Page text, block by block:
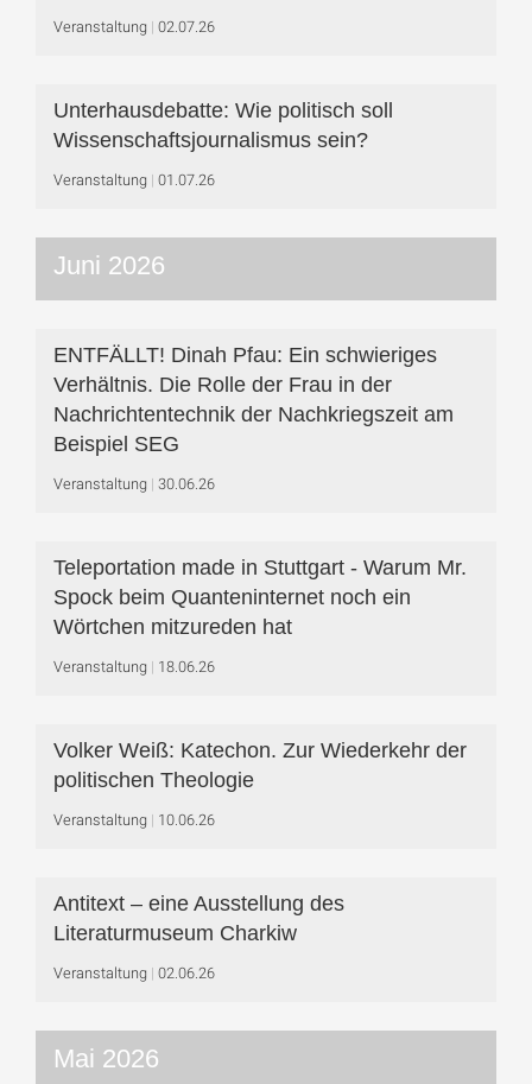
Veranstaltung 02.07.26
Unterhausdebatte: Wie politisch soll
Wissenschaftsjournalismus sein?
Veranstaltung 01.07.26
Juni 2026
ENTFÄLLT! Dinah Pfau: Ein schwieriges
Verhältnis. Die Rolle der Frau in der
Nachrichtentechnik der Nachkriegszeit am
Beispiel SEG
Veranstaltung 30.06.26
Teleportation made in Stuttgart - Warum Mr.
Spock beim Quanteninternet noch ein
Wörtchen mitzureden hat
Veranstaltung 18.06.26
Volker Weiß: Katechon. Zur Wiederkehr der
politischen Theologie
Veranstaltung 10.06.26
Antitext – eine Ausstellung des
Literaturmuseum Charkiw
Veranstaltung 02.06.26
Mai 2026